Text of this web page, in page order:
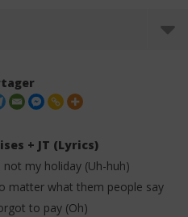
+ JT (Lyrics)
my holiday (Uh-huh)
matter what them people say
to pay (Oh)